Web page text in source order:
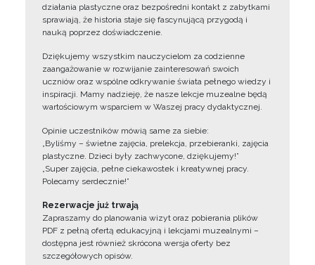
działania plastyczne oraz bezpośredni kontakt z zabytkami
sprawiają, że historia staje się fascynującą przygodą i
nauką poprzez doświadczenie.
Dziękujemy wszystkim nauczycielom za codzienne
zaangażowanie w rozwijanie zainteresowań swoich
uczniów oraz wspólne odkrywanie świata pełnego wiedzy i
inspiracji. Mamy nadzieję, że nasze lekcje muzealne będą
wartościowym wsparciem w Waszej pracy dydaktycznej.
Opinie uczestników mówią same za siebie:
„Byliśmy – świetne zajęcia, prelekcja, przebieranki, zajęcia
plastyczne. Dzieci były zachwycone, dziękujemy!”
„Super zajęcia, pełne ciekawostek i kreatywnej pracy.
Polecamy serdecznie!”
Rezerwacje już trwają
Zapraszamy do planowania wizyt oraz pobierania plików
PDF z pełną ofertą edukacyjną i lekcjami muzealnymi –
dostępna jest również skrócona wersja oferty bez
szczegółowych opisów.